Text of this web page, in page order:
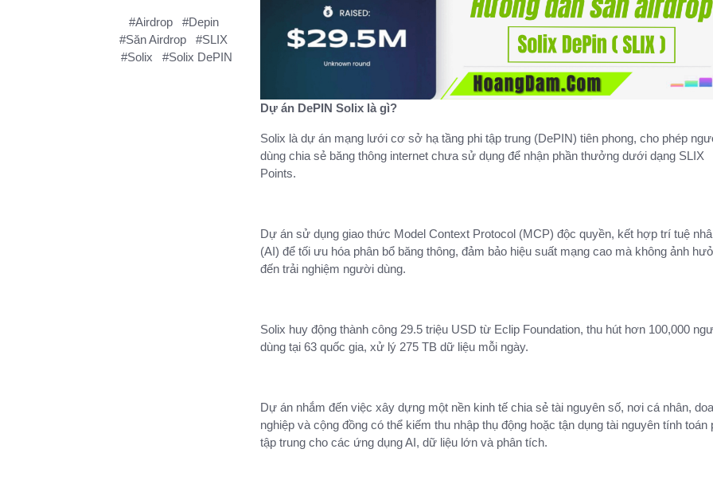
#Airdrop
#Depin
#Săn Airdrop
#SLIX
#Solix
#Solix DePIN
Dự án DePIN Solix là gì?
Solix là dự án mạng lưới cơ sở hạ tầng phi tập trung (DePIN) tiên phong, cho phép
dùng chia sẻ băng thông internet chưa sử dụng để nhận phần thưởng dưới dạng SLIX
Points.
Dự án sử dụng giao thức Model Context Protocol (MCP) độc quyền, kết hợp trí tuệ
(AI) để tối ưu hóa phân bổ băng thông, đảm bảo hiệu suất mạng cao mà không ảnh
đến trải nghiệm người dùng.
Solix huy động thành công 29.5 triệu USD từ Eclip Foundation, thu hút hơn 100,000
dùng tại 63 quốc gia, xử lý 275 TB dữ liệu mỗi ngày.
Dự án nhắm đến việc xây dựng một nền kinh tế chia sẻ tài nguyên số, nơi cá nhân,
nghiệp và cộng đồng có thể kiếm thu nhập thụ động hoặc tận dụng tài nguyên tính toán
tập trung cho các ứng dụng AI, dữ liệu lớn và phân tích.